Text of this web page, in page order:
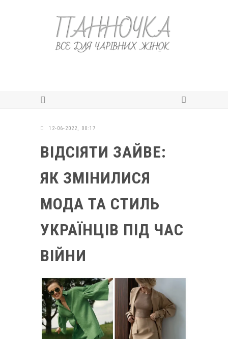
12-06-2022, 00:17
ВІДСІЯТИ ЗАЙВЕ:
ЯК ЗМІНИЛИСЯ
МОДА ТА СТИЛЬ
УКРАЇНЦІВ ПІД ЧАС
ВІЙНИ